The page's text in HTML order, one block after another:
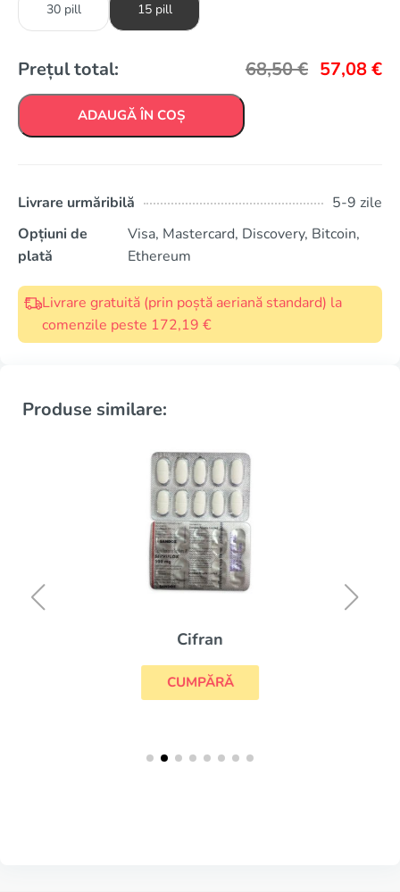
30 pill 15 pill
Prețul total: 68,50€ 57,08€
ADAUGĂ ÎN COȘ
Livrare urmăribilă
5-9 zile
Opțiuni de
plată
Visa, Mastercard, Discovery, Bitcoin,
Ethereum
Livrare gratuită (prin poștă aeriană standard) la
comenzile peste 172,19 €
Produse similare:
Cifran
CUMPĂRĂ